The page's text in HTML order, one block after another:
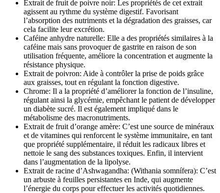
Extrait de fruit de poivre noir: Les propriétés de cet extrait
agissent au rythme du système digestif. Favorisant
l’absorption des nutriments et la dégradation des graisses, car
cela facilite leur excrétion.
Caféine anhydre naturelle: Elle a des propriétés similaires à la
caféine mais sans provoquer de gastrite en raison de son
utilisation fréquente, améliore la concentration et augmente la
résistance physique.
Extrait de poivron: Aide à contrôler la prise de poids grâce
aux graisses, tout en régulant la fonction digestive.
Chrome: Il a la propriété d’améliorer la fonction de l’insuline,
régulant ainsi la glycémie, empêchant le patient de développer
un diabète sucré. Il est également impliqué dans le
métabolisme des macronutriments.
Extrait de fruit d’orange amère: C’est une source de minéraux
et de vitamines qui renforcent le système immunitaire, en tant
que propriété supplémentaire, il réduit les radicaux libres et
nettoie le sang des substances toxiques. Enfin, il intervient
dans l’augmentation de la lipolyse.
Extrait de racine d’Ashwagandha: (Withania somnífera): C’est
un arbuste à feuilles persistantes en Inde, qui augmente
l’énergie du corps pour effectuer les activités quotidiennes.